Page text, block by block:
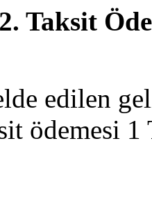
Taksit
edilen
ödemesi